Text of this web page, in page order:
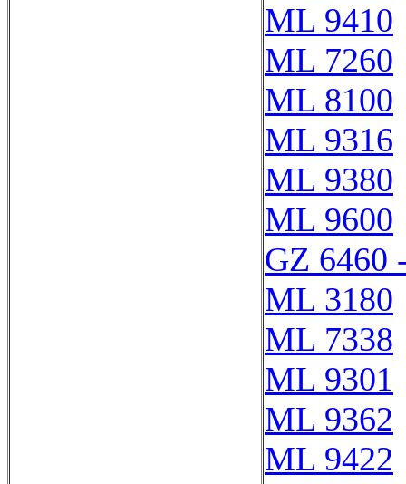
ML 9410
ML 7260
ML 8100
ML 9316
ML 9380
ML 9600
GZ 6460
ML 3180
ML 7338
ML 9301
ML 9362
ML 9422